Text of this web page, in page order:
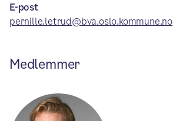
E-post
pernille.letrud@bva.oslo.kommune.no
Medlemmer